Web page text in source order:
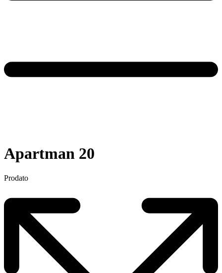
Apartman 20
Prodato